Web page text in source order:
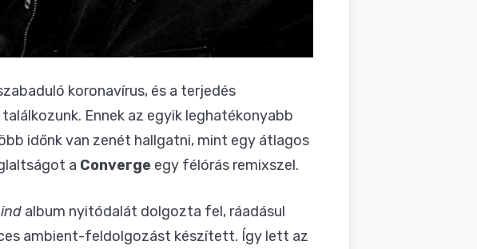
koronavírus, és a terjedés
Ennek az egyik leghatékonyabb
időnk van zenét hallgatni, mint egy átlagos
a Converge egy félórás remixszel.
album nyitódalát dolgozta fel, ráadásul
ambient-feldolgozást készített. Így lett az